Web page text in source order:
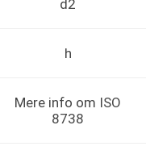
d2
h
Mere info om ISO
8738